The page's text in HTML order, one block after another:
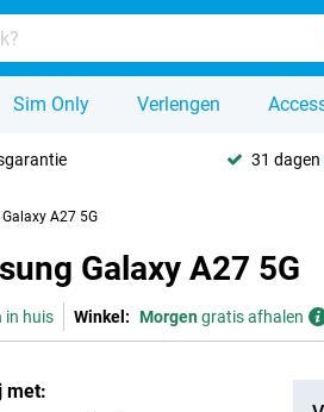
Sim Only Verlengen
31 dagen
A27 5G
Galaxy A27 5G
in huis Winkel: Morgengratis afhalen
met: